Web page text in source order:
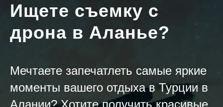
Ищете съемку с
дрона в Аланье?
Мечтаете запечатлеть самые яркие
моменты вашего отдыха в Турции в
Алании? Хотите получить красивые